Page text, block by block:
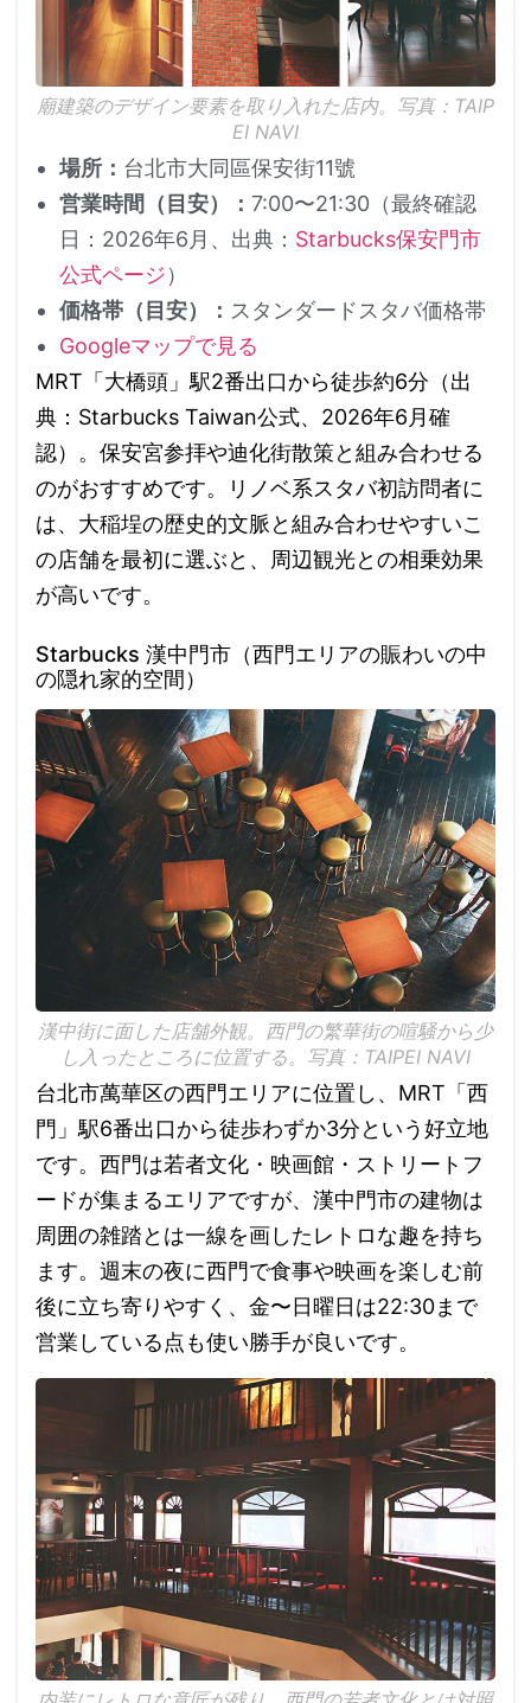
廟建築のデザイン要素を取り入れた店内。写真：TAIP
EI NAVI
場所： 台北市大同區保安街11號
営業時間（目安）： 7:00〜21:30（最終確認
日：2026年6月、出典： Starbucks保安門市
公式ページ）
価格帯（目安）： スタンダードスタバ価格帯
Googleマップで見る
MRT「大橋頭」駅2番出口から徒歩約6分（出
典：Starbucks Taiwan公式、2026年6月確
認）。保安宮参拝や迪化街散策と組み合わせる
のがおすすめです。リノベ系スタバ初訪問者に
は、大稲埕の歴史的文脈と組み合わせやすいこ
の店舗を最初に選ぶと、周辺観光との相乗効果
が高いです。
Starbucks 漢中門市（西門エリアの賑わいの中
の隠れ家的空間）
漢中街に面した店舗外観。西門の繁華街の喧騒から少
し入ったところに位置する。写真：TAIPEI NAVI
台北市萬華区の西門エリアに位置し、MRT「西
門」駅6番出口から徒歩わずか3分という好立地
です。西門は若者文化・映画館・ストリートフ
ードが集まるエリアですが、漢中門市の建物は
周囲の雑踏とは一線を画したレトロな趣を持ち
ます。週末の夜に西門で食事や映画を楽しむ前
後に立ち寄りやすく、金〜日曜日は22:30まで
営業している点も使い勝手が良いです。